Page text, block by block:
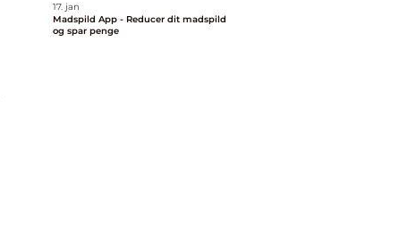
17. jan
Madspild App - Reducer dit madspild
og spar penge